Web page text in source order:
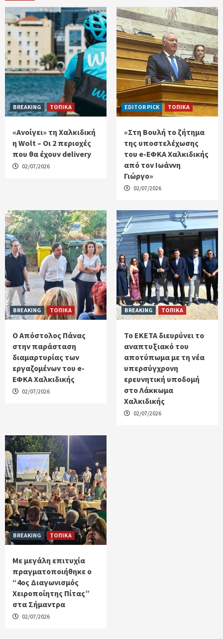
BREAKING ΤΟΠΙΚΑ
«Ανοίγει» τη Χαλκιδική
η Wolt – Οι 2 περιοχές
που θα έχουν delivery
02/07/2026
EDITOR PICK ΤΟΠΙΚΑ
«Στη Βουλή το ζήτημα
της υποστελέχωσης
του e-ΕΦΚΑ Χαλκιδικής
από τον Ιωάννη
Γιώργο»
02/07/2026
BREAKING ΤΟΠΙΚΑ
Ο Απόστολος Πάνας
στην παράσταση
διαμαρτυρίας των
εργαζομένων του e-
ΕΦΚΑ Χαλκιδικής
02/07/2026
BREAKING ΤΟΠΙΚΑ
Το ΕΚΕΤΑ διευρύνει το
αναπτυξιακό του
αποτύπωμα με τη νέα
υπερσύγχρονη
ερευνητική υποδομή
στο Λάκκωμα
Χαλκιδικής
02/07/2026
BREAKING ΤΟΠΙΚΑ
Με μεγάλη επιτυχία
πραγματοποιήθηκε ο
“4ος Διαγωνισμός
Χειροποίητης Πίτας”
στα Σήμαντρα
02/07/2026